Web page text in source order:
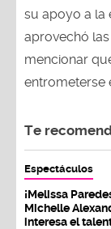
su apoyo a la
aprovechó
mencionar
entrometerse
Te
Espectáculos
¡Melissa
Michelle
interesa el